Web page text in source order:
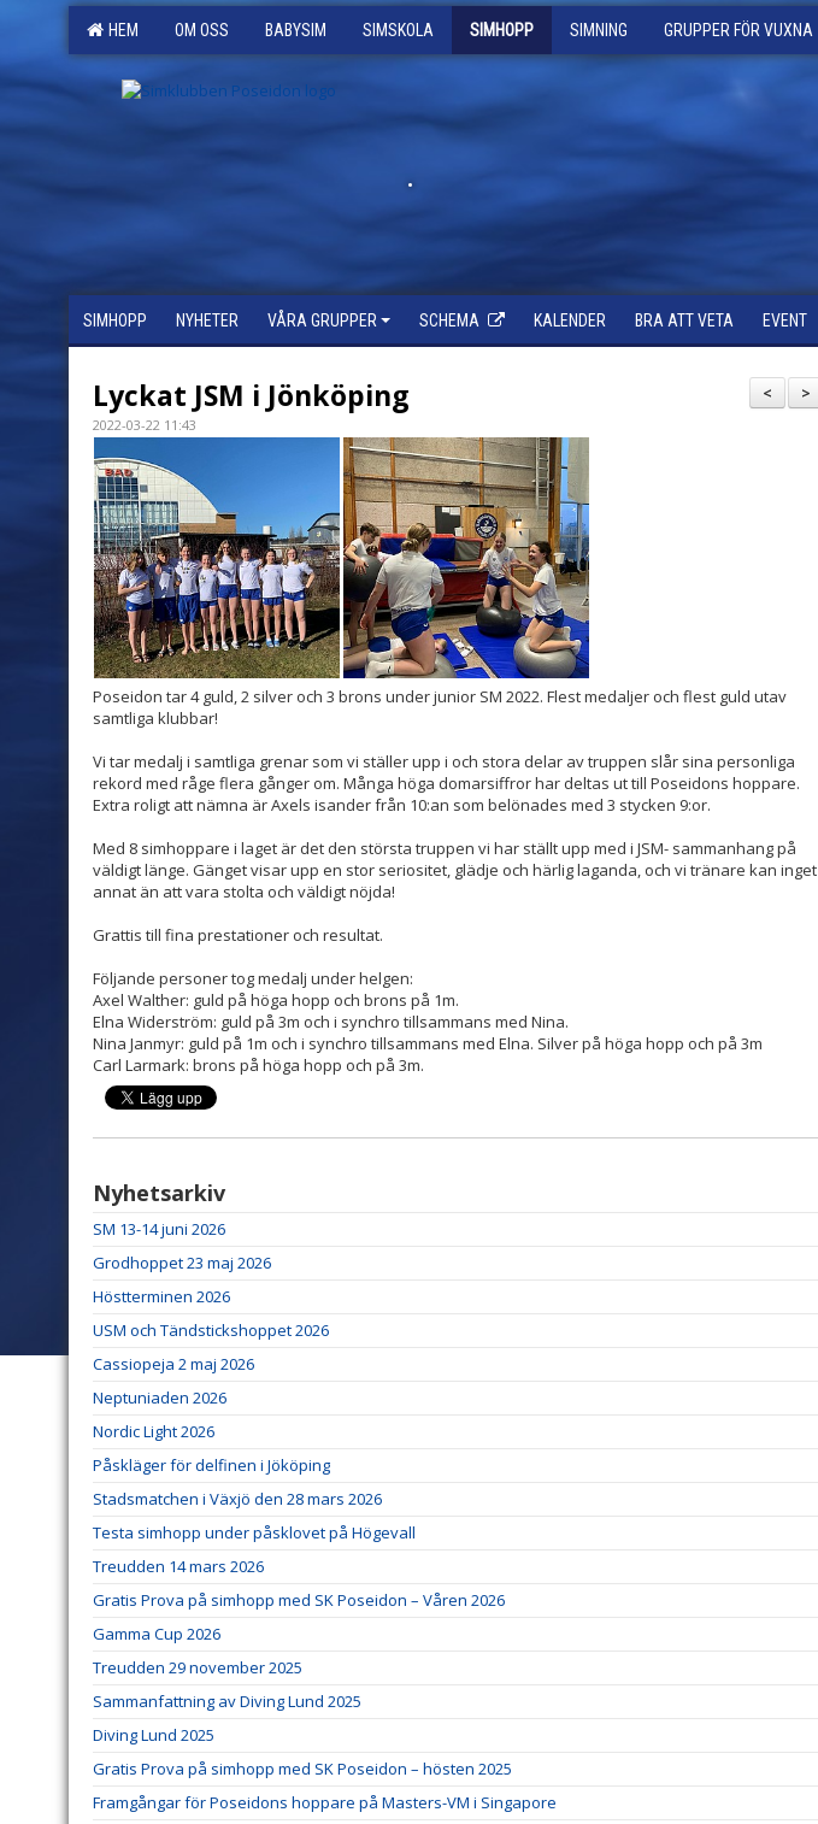
HEM OM OSS BABYSIM SIMSKOLA SIMHOPP SIMNING GRUPPER FÖR VUXNA
.
SIMHOPP NYHETER VÅRA GRUPPER SCHEMA KALENDER BRA ATT VETA EVENT
>
<
Lyckat JSM i Jönköping
2022-03-22 11:43
Poseidon tar 4 guld, 2 silver och 3 brons under junior SM 2022. Flest medaljer och flest guld utav
samtliga klubbar!
Vi tar medalj i samtliga grenar som vi ställer upp i och stora delar av truppen slår sina personliga
rekord med råge flera gånger om. Många höga domarsiffror har deltas ut till Poseidons hoppare.
Extra roligt att nämna är Axels isander från 10:an som belönades med 3 stycken 9:or.
Med 8 simhoppare i laget är det den största truppen vi har ställt upp med i JSM- sammanhang på
väldigt länge. Gänget visar upp en stor seriositet, glädje och härlig laganda, och vi tränare kan inget
annat än att vara stolta och väldigt nöjda!
Grattis till fina prestationer och resultat.
Följande personer tog medalj under helgen:
Axel Walther: guld på höga hopp och brons på 1m.
Elna Widerström: guld på 3m och i synchro tillsammans med Nina.
Nina Janmyr: guld på 1m och i synchro tillsammans med Elna. Silver på höga hopp och på 3m
Carl Larmark: brons på höga hopp och på 3m.
Nyhetsarkiv
SM 13-14 juni 2026
Grodhoppet 23 maj 2026
Höstterminen 2026
USM och Tändstickshoppet 2026
Cassiopeja 2 maj 2026
Neptuniaden 2026
Nordic Light 2026
Påskläger för delfinen i Jököping
Stadsmatchen i Växjö den 28 mars 2026
Testa simhopp under påsklovet på Högevall
Treudden 14 mars 2026
Gratis Prova på simhopp med SK Poseidon – Våren 2026
Gamma Cup 2026
Treudden 29 november 2025
Sammanfattning av Diving Lund 2025
Diving Lund 2025
Gratis Prova på simhopp med SK Poseidon – hösten 2025
Framgångar för Poseidons hoppare på Masters-VM i Singapore